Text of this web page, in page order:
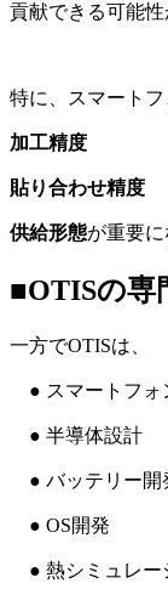
貢献できる可能性
特に、スマートフ
加工精度
貼り合わせ精度
供給形態が重要に
■OTISの専
一方でOTISは、
● スマートフォ
● 半導体設計
● バッテリー開
● OS開発
● 熱シミュレー